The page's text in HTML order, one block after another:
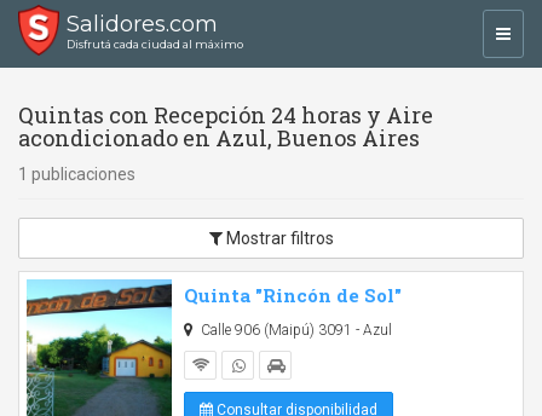
Salidores.com
Disfrutá cada ciudad al máximo
Quintas con Recepción 24 horas y Aire
acondicionado en Azul, Buenos Aires
1 publicaciones
Mostrar filtros
Quinta "Rincón de Sol"
Calle 906 (Maipú) 3091 - Azul
Consultar disponibilidad